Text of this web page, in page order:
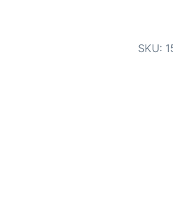
SKU: